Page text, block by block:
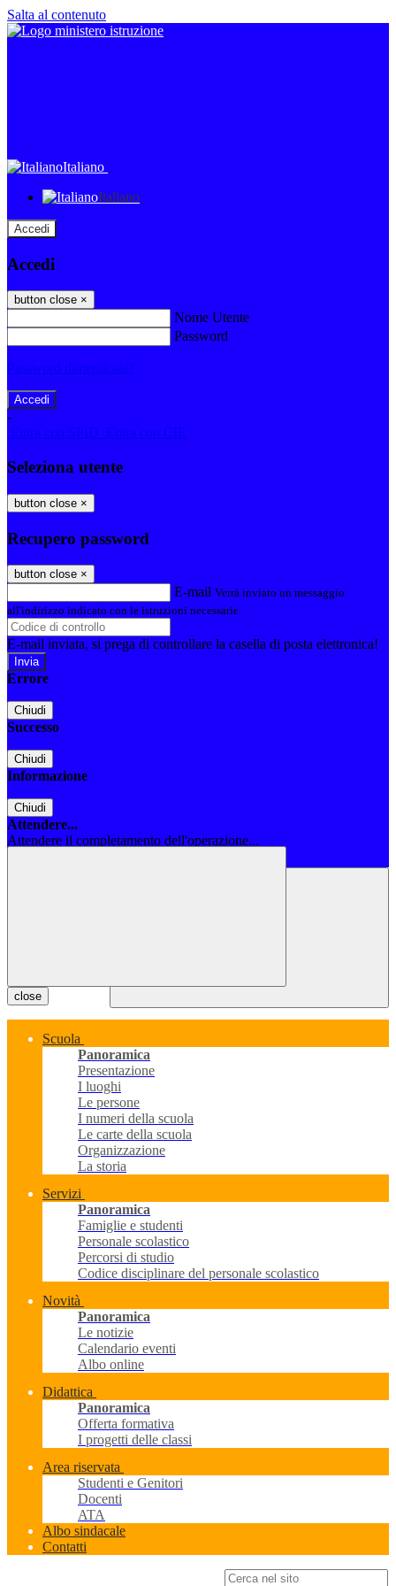
Salta al contenuto
Italiano
Italiano
Accedi
Accedi
button close ×
Nome Utente
Password
Password dimenticata?
-
Entra con SPID
Entra con CIE
Seleziona utente
button close ×
Recupero password
button close ×
E-mail Verrà inviato un messaggio
all'indirizzo indicato con le istruzioni necessarie.
E-mail inviata, si prega di controllare la casella di posta elettronica!
Errore
Chiudi
Successo
Chiudi
Informazione
Chiudi
Attendere...
Attendere il completamento dell'operazione...
close
Scuola
Panoramica
Presentazione
I luoghi
Le persone
I numeri della scuola
Le carte della scuola
Organizzazione
La storia
Servizi
Panoramica
Famiglie e studenti
Personale scolastico
Percorsi di studio
Codice disciplinare del personale scolastico
Novità
Panoramica
Le notizie
Calendario eventi
Albo online
Didattica
Panoramica
Offerta formativa
I progetti delle classi
Area riservata
Studenti e Genitori
Docenti
ATA
Albo sindacale
Contatti